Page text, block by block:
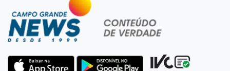
Federação oficializa Delcídio e disputa ao
governo de MS ganha 8º nome
Empresária perde quase R$ 30 mil em golpe